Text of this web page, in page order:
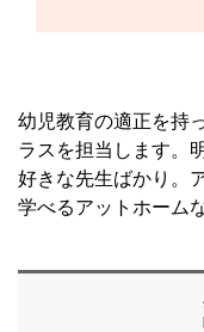
幼児教育の適正を持
ラスを担当します。
好きな先生ばかり。
学べるアットホーム